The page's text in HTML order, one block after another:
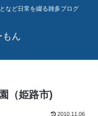
など日常を綴る雑多ブログ
もん
（姫路市)
2010.11.06